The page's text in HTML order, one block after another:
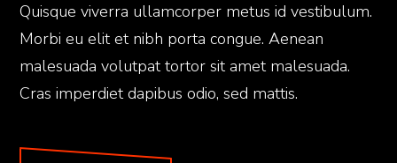
Quisque viverra ullamcorper metus id vestibulum.
Morbi eu elit et nibh porta congue. Aenean
malesuada volutpat tortor sit amet malesuada.
Cras imperdiet dapibus odio, sed mattis.